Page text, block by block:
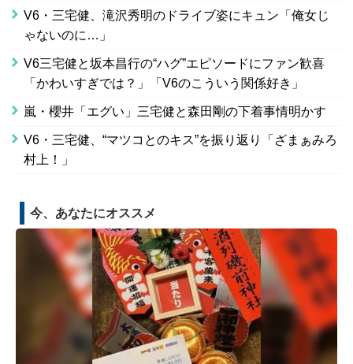
V6・三宅健、滝沢秀明のドライブ姿にキュン「俺女じ
ゃないのに…」
V6三宅健と坂本昌行の“ハグ”エピソードにファン歓喜
「かわいすぎでは？」「V6のこういう関係好き」
嵐・櫻井「エグい」三宅健と森田剛の下着事情明かす
V6・三宅健、“マツコとのキス”を振り返り「ざまぁみろ
村上！」
今、あなたにオススメ